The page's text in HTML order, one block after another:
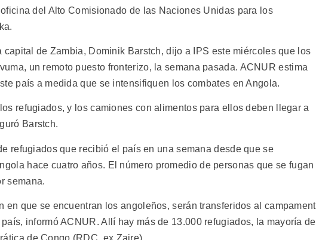
del Alto Comisionado de las Naciones Unidas para los
capital de Zambia, Dominik Barstch, dijo a IPS este miércoles que los
un remoto puesto fronterizo, la semana pasada. ACNUR estima
país a medida que se intensifiquen los combates en Angola.
refugiados, y los camiones con alimentos para ellos deben llegar a
Barstch.
refugiados que recibió el país en una semana desde que se
hace cuatro años. El número promedio de personas que se fugan
semana.
en que se encuentran los angoleños, serán transferidos al
informó ACNUR. Allí hay más de 13.000 refugiados, la mayoría de
de Congo (RDC, ex Zaire).